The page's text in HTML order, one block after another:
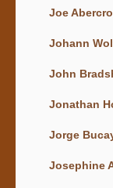
Joe
Johann
John
Jonathan
Jorge
Josephine